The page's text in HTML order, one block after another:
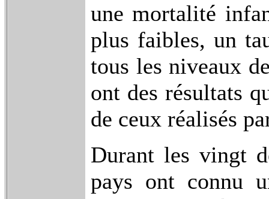
une mortalité
plus faibles, un
tous les niveaux
ont des résultats
de ceux réalisés
Durant les vingt
pays ont connu